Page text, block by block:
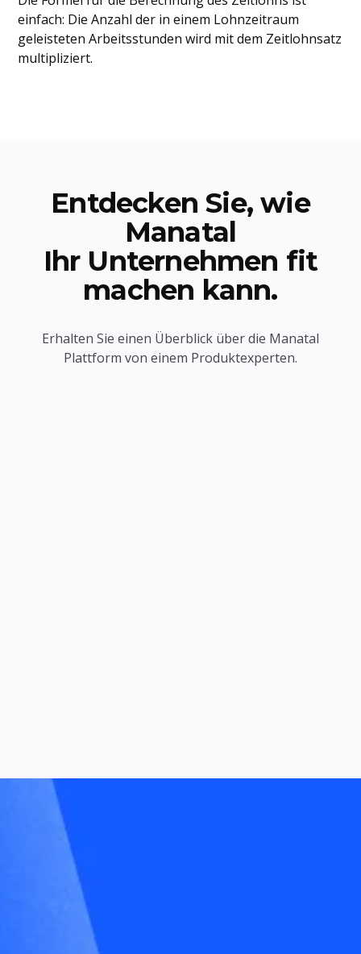
einfach: Die Anzahl der in einem Lohnzeitraum
geleisteten Arbeitsstunden wird mit dem Zeitlohnsatz
multipliziert.
Entdecken Sie, wie
Manatal
Ihr Unternehmen fit
machen kann.
Erhalten Sie einen Überblick über die Manatal
Plattform von einem Produktexperten.